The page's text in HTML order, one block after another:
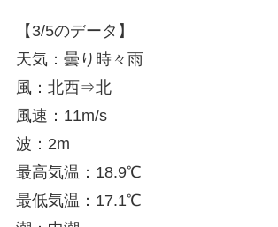
【3/5のデータ】
天気：曇り時々雨
風：北西⇒北
風速：11m/s
波：2m
最高気温：18.9℃
最低気温：17.1℃